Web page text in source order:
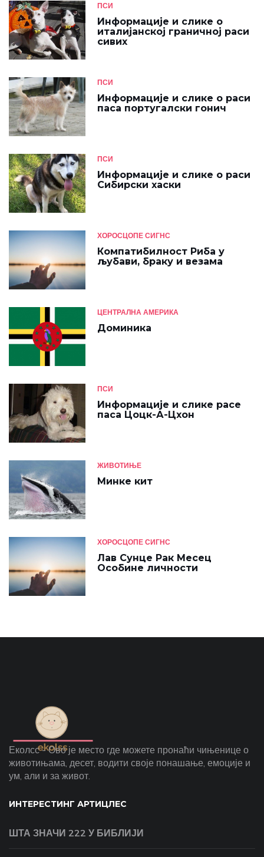
ПСИ
Информације и слике о
италијанској граничној раси
сивих
ПСИ
Информације и слике о раси
паса португалски гонич
ПСИ
Информације и слике о раси
Сибирски хаски
ХОРОСЦОПЕ СИГНС
Компатибилност Риба у
љубави, браку и везама
ЦЕНТРАЛНА АМЕРИКА
Доминика
ПСИ
Информације и слике расе
паса Цоцк-А-Цхон
ЖИВОТИЊЕ
Минке кит
ХОРОСЦОПЕ СИГНС
Лав Сунце Рак Месец
Особине личности
Еколсс - Ово је место где можете пронаћи чињенице о
животињама, десет, водити своје понашање, емоције и
ум, али и за живот.
ИНТЕРЕСТИНГ АРТИЦЛЕС
ШТА ЗНАЧИ 222 У БИБЛИЈИ